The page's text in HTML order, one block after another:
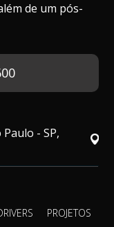
de um pós-
- SP,
PROJETOS